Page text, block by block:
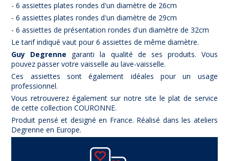
- 6 assiettes plates rondes d'un diamètre de 26cm
- 6 assiettes plates rondes d'un diamètre de 29cm
- 6 assiettes de présentation rondes d'un diamètre de 32cm
Le tarif indiqué vaut pour 6 assiettes de même diamètre.
Guy Degrenne garanti la qualité de ses produits. Vous
pouvez passer votre vaisselle au lave-vaisselle.
Ces assiettes sont également idéales pour un usage
professionnel.
Vous retrouverez également sur notre site le plat de service
de cette collection COURONNE.
Produit pensé et designé en France. Réalisé dans les ateliers
Degrenne en Europe.